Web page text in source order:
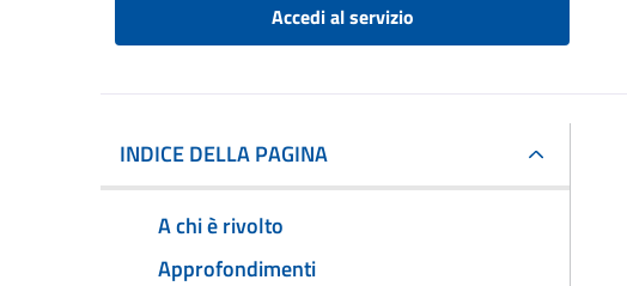
Accedi al servizio
INDICE DELLA PAGINA
A chi è rivolto
Approfondimenti